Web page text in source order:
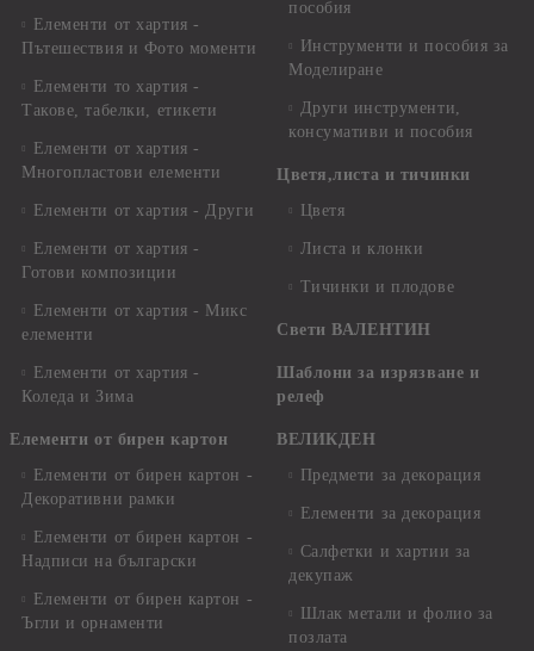
Елементи от хартия -
Пътешествия и Фото моменти
Елементи то хартия -
Такове, табелки, етикети
Елементи от хартия -
Многопластови елементи
Елементи от хартия - Други
Елементи от хартия -
Готови композиции
Елементи от хартия - Микс
елементи
Елементи от хартия -
Коледа и Зима
Елементи от бирен картон
Елементи от бирен картон -
Декоративни рамки
Елементи от бирен картон -
Надписи на български
Елементи от бирен картон -
Ъгли и орнаменти
пособия
Инструменти и пособия за
Моделиране
Други инструменти,
консумативи и пособия
Цветя,листа и тичинки
Цветя
Листа и клонки
Тичинки и плодове
Свети ВАЛЕНТИН
Шаблони за изрязване и
релеф
ВЕЛИКДЕН
Предмети за декорация
Елементи за декорация
Салфетки и хартии за
декупаж
Шлак метали и фолио за
позлата